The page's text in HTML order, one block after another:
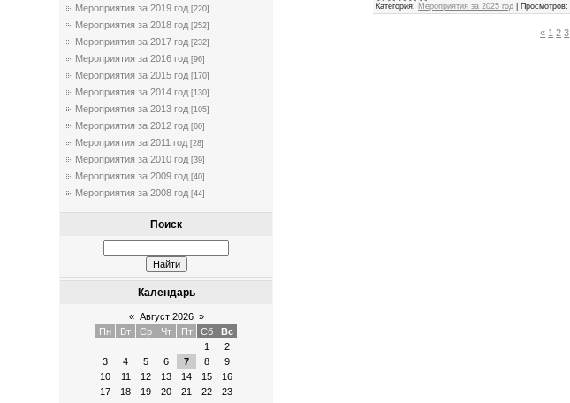
Мероприятия за 2019 год [220]
Мероприятия за 2018 год [252]
Мероприятия за 2017 год [232]
Мероприятия за 2016 год [96]
Мероприятия за 2015 год [170]
Мероприятия за 2014 год [130]
Мероприятия за 2013 год [105]
Мероприятия за 2012 год [60]
Мероприятия за 2011 год [28]
Мероприятия за 2010 год [39]
Мероприятия за 2009 год [40]
Мероприятия за 2008 год [44]
Поиск
Календарь
« Август 2026 »
Пн
Вт Ср Чт Пт Сб
Вс
1
2
3
4 5 6 7 8
9
10
11 12 13 14 15
16
17
18 19 20 21 22
23
Категория: Мероприятия за 2025 год Просмотров:
« 1 2 3